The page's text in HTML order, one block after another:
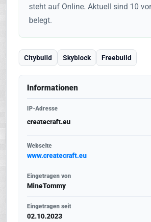
steht auf Online. Aktuell sind 10
belegt.
Citybuild Skyblock Freebuild
Informationen
IP-Adresse
createcraft.eu
Webseite
www.createcraft.eu
Eingetragen von
MineTommy
Eingetragen seit
02.10.2023